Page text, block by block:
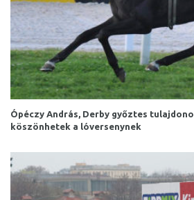
Ópéczy András, Derby győztes
köszönhetek a lóversenynek